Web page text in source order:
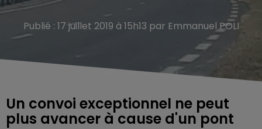
Publié : 17 juillet 2019 à 15h13 par Emmanuel POLI
Un convoi exceptionnel ne peut
plus avancer à cause d'un pont